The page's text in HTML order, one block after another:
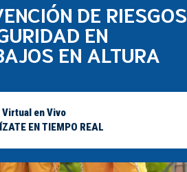
DE RIESGOS
EN
EN ALTURA
Virtual en Vivo
EN TIEMPO REAL